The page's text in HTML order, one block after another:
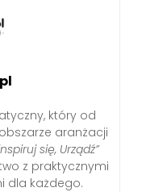
który od
aranżacji
się, Urządź”
z praktycznymi
dla każdego.